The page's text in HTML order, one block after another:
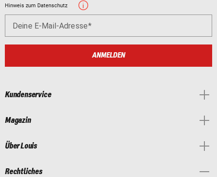
Hinweis zum Datenschutz
Deine E-Mail-Adresse
ANMELDEN
Kundenservice
Magazin
Über Louis
Rechtliches